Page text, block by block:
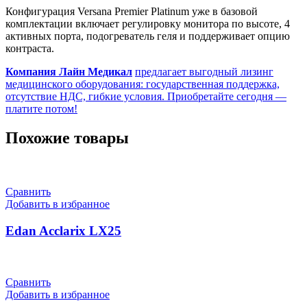
Конфигурация Versana Premier Platinum уже в базовой
комплектации включает регулировку монитора по высоте, 4
активных порта, подогреватель геля и поддерживает опцию
контраста.
Компания Лайн Медикал предлагает выгодный лизинг
медицинского оборудования: государственная поддержка,
отсутствие НДС, гибкие условия. Приобретайте сегодня —
платите потом!
Похожие товары
Сравнить
Добавить в избранное
Edan Acclarix LX25
Сравнить
Добавить в избранное